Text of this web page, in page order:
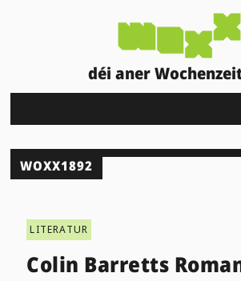
déi aner
WOXX1892
LITERATUR
Colin Barretts